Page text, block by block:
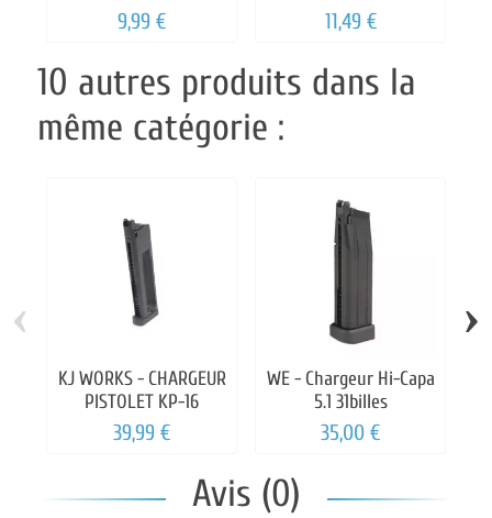
PERFORMANCE
9,99 €
203PSI
11,49 €
10 autres produits dans la
même catégorie :
KJ WORKS - CHARGEUR
PISTOLET KP-16
39,99 €
WE - Chargeur Hi-Capa
5.1 31billes
35,00 €
‹ ›
Avis (0)